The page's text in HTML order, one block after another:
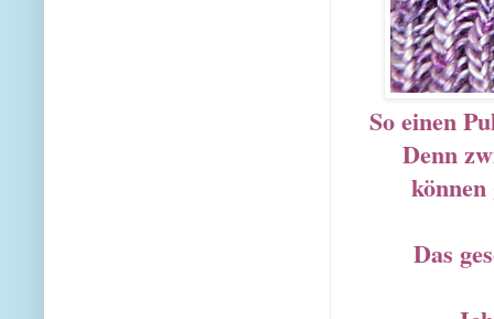
So einen
Denn
Das